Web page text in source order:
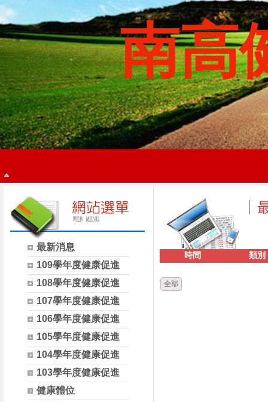
南高
最新消息
109學年度健康促進
108學年度健康促進
107學年度健康促進
106學年度健康促進
105學年度健康促進
104學年度健康促進
103學年度健康促進
健康體位
時間 類別
全部